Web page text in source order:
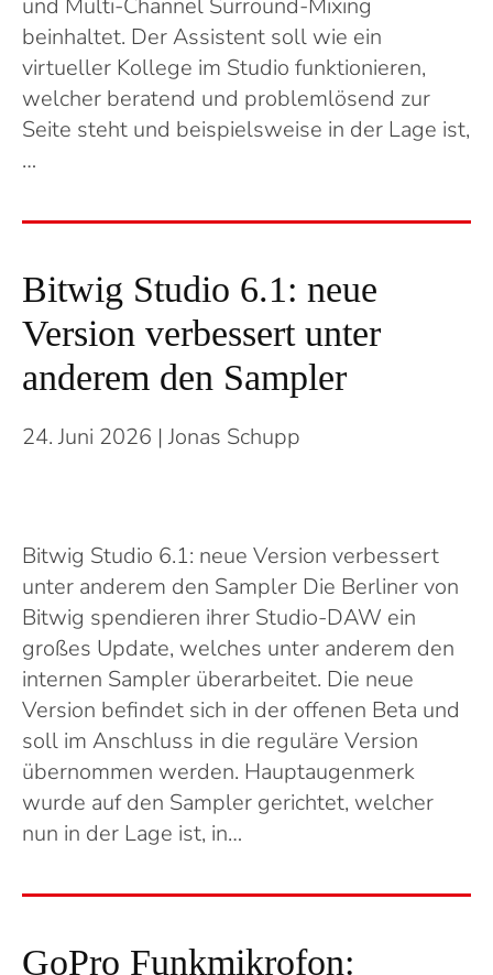
und Multi-Channel Surround-Mixing
beinhaltet. Der Assistent soll wie ein
virtueller Kollege im Studio funktionieren,
welcher beratend und problemlösend zur
Seite steht und beispielsweise in der Lage ist,
…
Bitwig Studio 6.1: neue
Version verbessert unter
anderem den Sampler
24. Juni 2026 | Jonas Schupp
Bitwig Studio 6.1: neue Version verbessert
unter anderem den Sampler Die Berliner von
Bitwig spendieren ihrer Studio-DAW ein
großes Update, welches unter anderem den
internen Sampler überarbeitet. Die neue
Version befindet sich in der offenen Beta und
soll im Anschluss in die reguläre Version
übernommen werden. Hauptaugenmerk
wurde auf den Sampler gerichtet, welcher
nun in der Lage ist, in…
GoPro Funkmikrofon: